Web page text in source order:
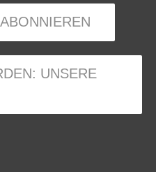
UNSERE